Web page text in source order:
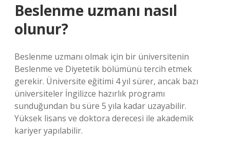
Beslenme uzmanı nasıl
olunur?
Beslenme uzmanı olmak için bir üniversitenin
Beslenme ve Diyetetik bölümünü tercih etmek
gerekir. Üniversite eğitimi 4 yıl sürer, ancak bazı
üniversiteler İngilizce hazırlık programı
sunduğundan bu süre 5 yıla kadar uzayabilir.
Yüksek lisans ve doktora derecesi ile akademik
kariyer yapılabilir.